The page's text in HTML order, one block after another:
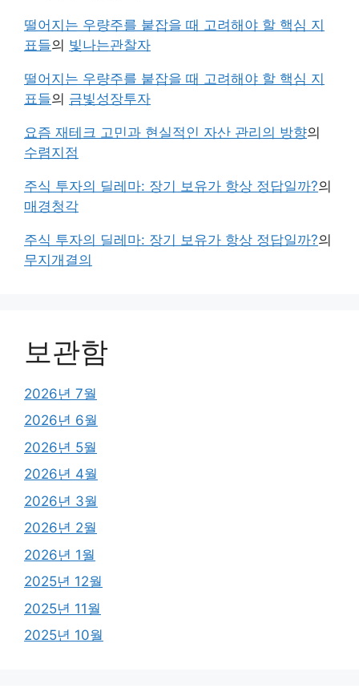
떨어지는 우량주를 붙잡을 때 고려해야 할 핵심 지
표들의 빛나는관찰자
떨어지는 우량주를 붙잡을 때 고려해야 할 핵심 지
표들의 금빛성장투자
요즘 재테크 고민과 현실적인 자산 관리의 방향의
수렴지점
주식 투자의 딜레마: 장기 보유가 항상 정답일까?의
매경청각
주식 투자의 딜레마: 장기 보유가 항상 정답일까?의
무지개결의
보관함
2026년 7월
2026년 6월
2026년 5월
2026년 4월
2026년 3월
2026년 2월
2026년 1월
2025년 12월
2025년 11월
2025년 10월